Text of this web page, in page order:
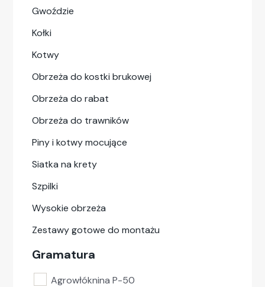
Gwoździe
Kołki
Kotwy
Obrzeża do kostki brukowej
Obrzeża do rabat
Obrzeża do trawników
Piny i kotwy mocujące
Siatka na krety
Szpilki
Wysokie obrzeża
Zestawy gotowe do montażu
Gramatura
Agrowłóknina P-50